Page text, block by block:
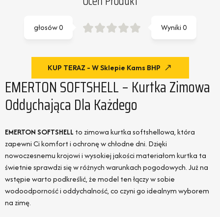
Wyniki0
głosów0
KUP TERAZ - W Sklepie Kams BHP
EMERTON SOFTSHELL – Kurtka Zimowa
Oddychająca Dla Każdego
EMERTON SOFTSHELL to zimowa kurtka softshellowa, która
zapewni Ci komfort i ochronę w chłodne dni. Dzięki
nowoczesnemu krojowi i wysokiej jakości materiałom kurtka ta
świetnie sprawdzi się w różnych warunkach pogodowych. Już na
wstępie warto podkreślić, że model ten łączy w sobie
wodoodporność i oddychalność, co czyni go idealnym wyborem
na zimę.